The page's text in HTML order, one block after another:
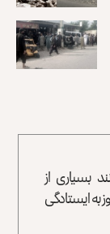
بسیاری از
به ایستادگی